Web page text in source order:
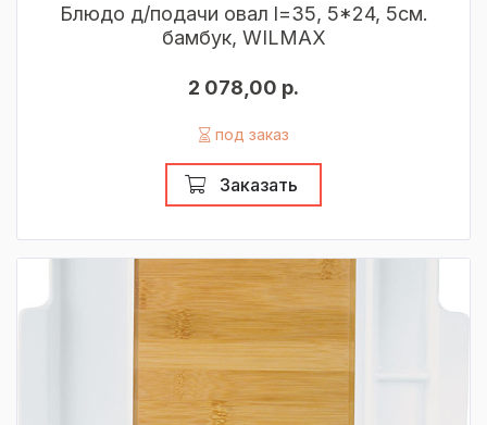
Блюдо д/подачи овал l=35, 5*24, 5см.
бамбук, WILMAX
2 078,00 р.
под заказ
Заказать